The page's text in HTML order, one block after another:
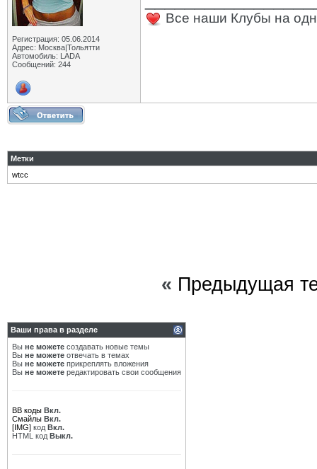
Регистрация: 05.06.2014
Адрес: Москва|Тольятти
Автомобиль: LADA
Сообщений: 244
Все наши Клубы на
Метки
wtcc
« Предыдущая
Ваши права в разделе
Вы не можете создавать новые темы
Вы не можете отвечать в темах
Вы не можете прикреплять вложения
Вы не можете редактировать свои сообщения
BB коды Вкл.
Смайлы Вкл.
[IMG] код Вкл.
HTML код Выкл.